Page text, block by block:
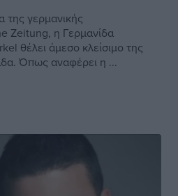
γερμανικής
Zeitung, η Γερμανίδα
θέλει άμεσο κλείσιμο της
Όπως αναφέρει η ...